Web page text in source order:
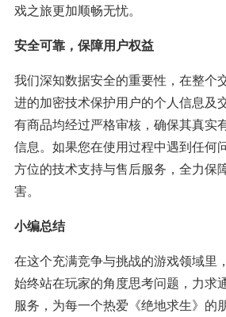
戏之旅更加顺畅无忧。
安全可靠，保障用户权益
我们深知数据安全的重要性，在整个
进的加密技术保护用户的个人信息及
有商品均经过严格审核，确保其真实
信息。如果您在使用过程中遇到任何
方位的技术支持与售后服务，全力保
害。
小编总结
在这个充满竞争与挑战的游戏领域里
始终站在玩家的角度思考问题，力求
服务，为每一个热爱《绝地求生》的